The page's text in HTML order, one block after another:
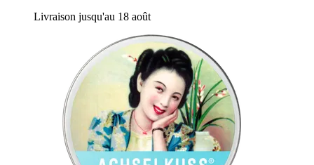
Livraison jusqu'au 18 août